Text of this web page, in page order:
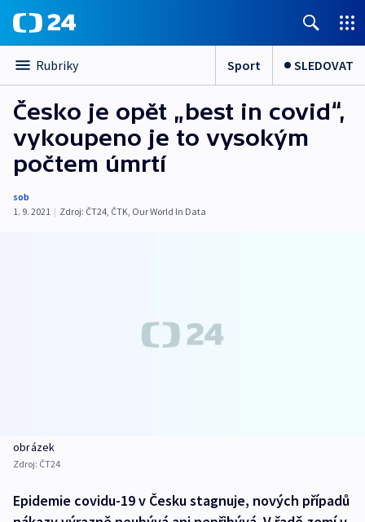
Rubriky Sport SLEDOVAT
Česko je opět „best in covid“,
vykoupeno je to vysokým
počtem úmrtí
sob
1. 9. 2021 | Zdroj: ČT24, ČTK, Our World In Data
obrázek
Zdroj: ČT24
Epidemie covidu-19 v Česku stagnuje, nových případů